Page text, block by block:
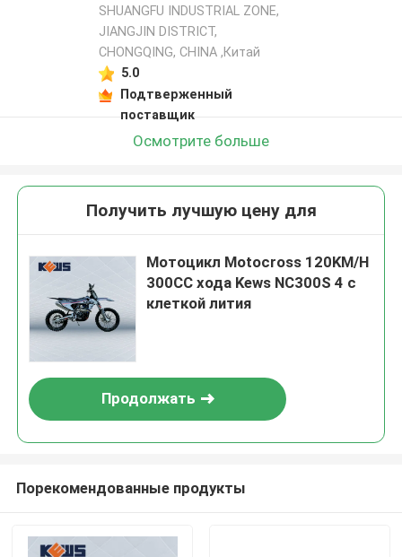
SHUANGFU INDUSTRIAL ZONE,
JIANGJIN DISTRICT,
CHONGQING, CHINA ,Китай
5.0
Подтверженный
поставщик
Осмотрите больше
Получить лучшую цену для
Мотоцикл Motocross 120KM/H
300CC хода Kews NC300S 4 с
клеткой лития
Продолжать
Порекомендованные продукты